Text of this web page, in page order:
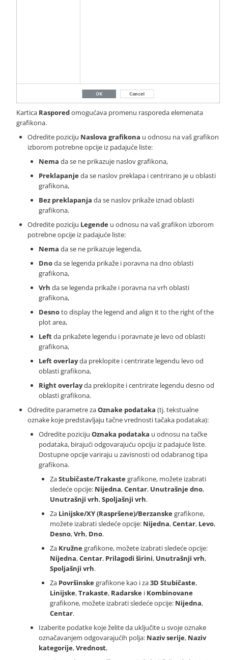
Kartica Rasporedomogućava promenu rasporeda elemenata
grafikona.
Odredite poziciju Naslova grafikona u odnosu na vaš grafikon
izborom potrebne opcije iz padajuće liste:
Nema da se ne prikazuje naslov grafikona,
Preklapanjeda se naslov preklapa i centrirano je u oblasti
grafikona,
Bez preklapanja da se naslov prikaže iznad oblasti
grafikona.
Odredite poziciju Legende u odnosu na vaš grafikon izborom
potrebne opcije iz padajuće liste:
Nema da se ne prikazuje legenda,
Dnoda se legenda prikaže i poravna na dno oblasti
grafikona,
Vrh da se legenda prikaže i poravna na vrh oblasti
grafikona,
Desnoto display the legend and align it to the right of the
plot area,
Leftda prikažete legendu i poravnate je levo od oblasti
grafikona,
Left overlayda preklopite i centrirate legendu levo od
oblasti grafikona,
Right overlayda preklopite i centrirate legendu desno od
oblasti grafikona.
Odredite parametre zaOznake podataka (tj. tekstualne
oznake koje predstavljaju tačne vrednosti tačaka podataka):
Odredite poziciju Oznaka podataka u odnosu na tačke
podataka, birajući odgovarajuću opciju iz padajuće liste.
Dostupne opcije variraju u zavisnosti od odabranog tipa
grafikona.
ZaStubičaste/Trakastegrafikone, možete izabrati
sledeće opcije: Nijedna,Centar, Unutrašnje dno,
Unutrašnji vrh,Spoljašnji vrh.
Za Linijske/XY (Raspršene)/Berzanskegrafikone,
možete izabrati sledeće opcije: Nijedna,Centar, Levo,
Desno,Vrh, Dno.
Za Kružnegrafikone, možete izabrati sledeće opcije:
Nijedna,Centar, Prilagodi širini, Unutrašnji vrh,
Spoljašnji vrh.
Za Površinskegrafikone kao i za3D Stubičaste,
Linijske,Trakaste, Radarske i Kombinovane
grafikone, možete izabrati sledeće opcije: Nijedna,
Centar.
Izaberite podatke koje želite da uključite u svoje oznake
označavanjem odgovarajućih polja: Naziv serije, Naziv
kategorije,Vrednost,